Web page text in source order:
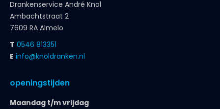
Drankenservice André Knol
Ambachtstraat 2
7609 RA Almelo
T 0546 813351
E info@knoldranken.nl
openingstijden
Maandag t/m vrijdag